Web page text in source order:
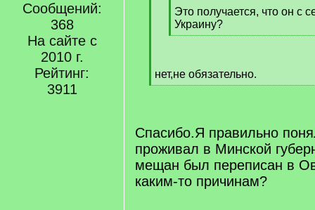
Сообщений:
368
На сайте с
2010 г.
Рейтинг:
3911
q
]
Это получается, что он с
Украину?
[
]
нет,не обязательно.
[
Спасибо.Я правильно
проживал в Минской
мещан был переписан в
каким-то причинам?